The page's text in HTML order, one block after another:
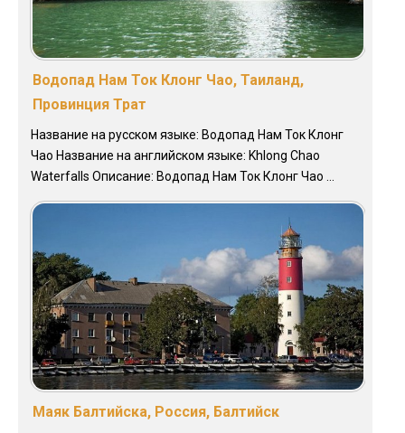
Водопад Нам Ток Клонг Чао, Таиланд,
Провинция Трат
Название на русском языке: Водопад Нам Ток Клонг
Чао Название на английском языке: Khlong Chao
Waterfalls Описание: Водопад Нам Ток Клонг Чао ...
Маяк Балтийска, Россия, Балтийск